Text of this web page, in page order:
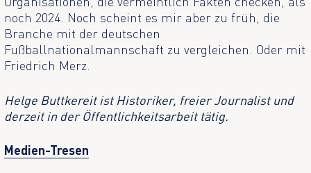
noch 2024. Noch scheint es mir aber zu früh, die
Branche mit der deutschen
Fußballnationalmannschaft zu vergleichen. Oder mit
Friedrich Merz.
Helge Buttkereit ist Historiker, freier Journalist und
derzeit in der Öffentlichkeitsarbeit tätig.
Medien-Tresen